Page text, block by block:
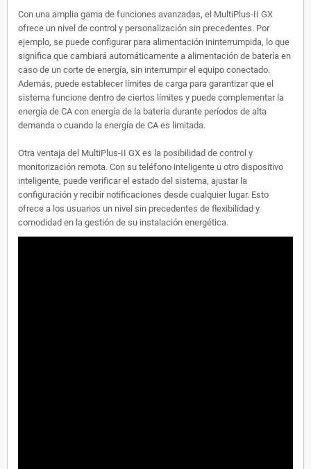
Con una amplia gama de funciones avanzadas, el MultiPlus-II GX
ofrece un nivel de control y personalización sin precedentes. Por
ejemplo, se puede configurar para alimentación ininterrumpida, lo que
significa que cambiará automáticamente a alimentación de batería en
caso de un corte de energía, sin interrumpir el equipo conectado.
Además, puede establecer límites de carga para garantizar que el
sistema funcione dentro de ciertos límites y puede complementar la
energía de CA con energía de la batería durante períodos de alta
demanda o cuando la energía de CA es limitada.
Otra ventaja del MultiPlus-II GX es la posibilidad de control y
monitorización remota. Con su teléfono inteligente u otro dispositivo
inteligente, puede verificar el estado del sistema, ajustar la
configuración y recibir notificaciones desde cualquier lugar. Esto
ofrece a los usuarios un nivel sin precedentes de flexibilidad y
comodidad en la gestión de su instalación energética.